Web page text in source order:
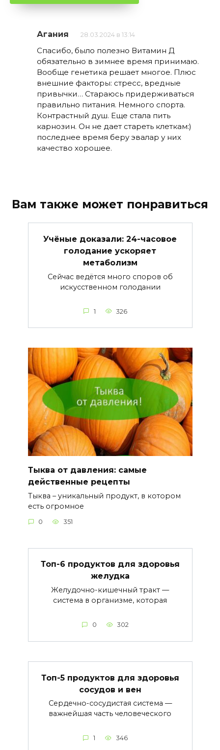
Агания 28.03.2024 в 13:14
Спасибо, было полезно Витамин Д
обязательно в зимнее время принимаю.
Вообще генетика решает многое. Плюс
внешние факторы: стресс, вредные
привычки… Стараюсь придерживаться
правильно питания. Немного спорта.
Контрастный душ. Еще стала пить
карнозин. Он не дает стареть клеткам:)
последнее время беру эвалар у них
качество хорошее.
Вам также может понравиться
Учёные доказали: 24-часовое
голодание ускоряет
метаболизм
Сейчас ведётся много споров об
искусственном голодании
1 326
Тыква от давления: самые
действенные рецепты
Тыква – уникальный продукт, в котором
есть огромное
0 351
Топ-6 продуктов для здоровья
желудка
Желудочно-кишечный тракт —
система в организме, которая
0 302
Топ-5 продуктов для здоровья
сосудов и вен
Сердечно-сосудистая система —
важнейшая часть человеческого
1 346